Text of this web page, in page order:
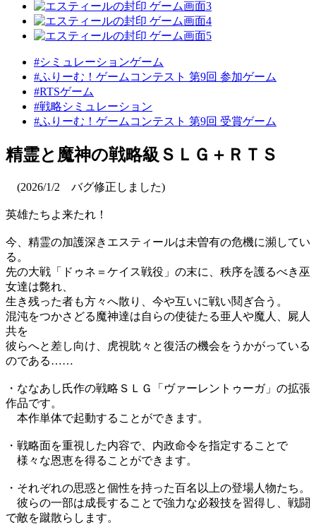
#シミュレーションゲーム
#ふりーむ！ゲームコンテスト 第9回 参加ゲーム
#RTSゲーム
#戦略シミュレーション
#ふりーむ！ゲームコンテスト 第9回 受賞ゲーム
精霊と魔神の戦略級ＳＬＧ＋ＲＴＳ
(2026/1/2 バグ修正しました)
英雄たちよ来たれ！
今、精霊の加護深きエスティールは未曽有の危機に瀕してい
る。
先の大戦「ドゥネ＝ケイス戦役」の末に、秩序を護るべき巫
女達は斃れ、
生き残った者も方々へ散り、今や互いに戦い鬩ぎ合う。
混沌をつかさどる魔神達は自らの使徒たる亜人や魔人、屍人
共を
彼らへと差し向け、虎視眈々と復活の機会をうかがっている
のである……
・ななあし氏作の戦略ＳＬＧ「ヴァーレントゥーガ」の拡張
作品です。
本作単体で起動することができます。
・戦略面を重視した内容で、内政命令を指定することで
様々な恩恵を得ることができます。
・それぞれの思惑と個性を持った百名以上の登場人物たち。
彼らの一部は成長することで強力な必殺技を習得し、戦闘
で敵を蹴散らします。